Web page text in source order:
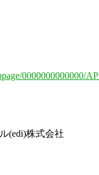
0000000000000/
(edi)株式会社